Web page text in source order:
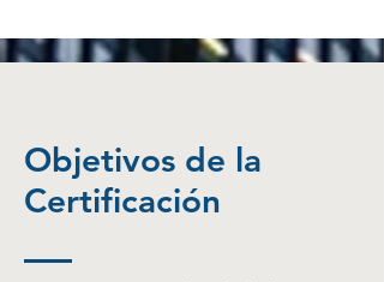
Objetivos de la
Certificación